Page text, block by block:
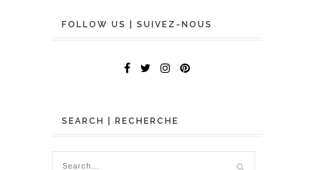
FOLLOW US | SUIVEZ-NOUS
SEARCH | RECHERCHE